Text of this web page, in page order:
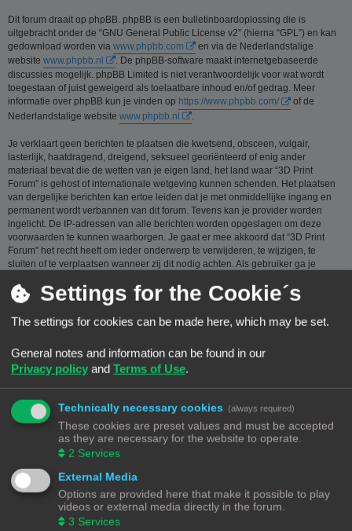
Dit forum draait op phpBB. phpBB is een bulletinboardoplossing die is
uitgebracht onder de “GNU General Public License v2” (hierna “GPL”) en kan
gedownload worden via www.phpbb.com
en via de Nederlandstalige
website www.phpbb.nl
. De phpBB-software maakt internetgebaseerde
discussies mogelijk. phpBB Limited is niet verantwoordelijk voor wat wordt
toegestaan of juist geweigerd als toelaatbare inhoud en/of gedrag. Meer
informatie over phpBB kun je vinden op https://www.phpbb.com/
of de
Nederlandstalige website www.phpbb.nl
Je verklaart geen berichten te plaatsen die kwetsend, obsceen, vulgair,
lasterlijk, haatdragend, dreigend, seksueel georiënteerd of enig ander
materiaal bevat die de wetten van je eigen land, het land waar “3D Print
Forum” is gehost of internationale wetgeving kunnen schenden. Het plaatsen
van dergelijke berichten kan ertoe leiden dat je met onmiddellijke ingang en
permanent wordt verbannen van dit forum. Tevens kan je provider worden
ingelicht. De IP-adressen van alle berichten worden opgeslagen om deze
voorwaarden te kunnen waarborgen. Je gaat er mee akkoord dat “3D Print
Forum” het recht heeft om ieder onderwerp te verwijderen, te wijzigen, te
sluiten of te verplaatsen wanneer zij dit nodig achten. Als gebruiker ga je
een database. Hoewel deze informatie niet aan een derde partij zal worden
verstrekt zónder je toestemming, kan “3D Print Forum” nóch phpBB
verantwoordelijk worden gehouden voor een hackpoging die ertoe kan leiden
dat de gegevens vrijkomen.
Je gaat akkoord met de regels die zijn samengesteld door de beheerders van
dit forum.: Bekijk de regels van dit Forum
Privacybeleid
Deze website is eigendom van de beheerder van 3Dprintforum.eu
Contactgegevens:
Zie contact link
Inzamelen van informatie - Privacy en gegevensbescherming
De meeste informatie op deze website is beschikbaar zonder dat er
persoonsgegevens moeten worden verstrekt. Wanneer de gebruiker toch om
persoonlijke informatie gevraagd wordt, zal deze informatie enkel gebruikt
Settings for the Cookie´s
The settings for cookies can be made here, which may be set.
General notes and information can be found in our
Privacy policy and Terms of Use.
Technically necessary cookies (always required)
These cookies are preset values and must be accepted
as they are necessary for the website to operate.
2 Services
External Media
Options are provided here that make it possible to play
videos or external media directly in the forum.
3 Services